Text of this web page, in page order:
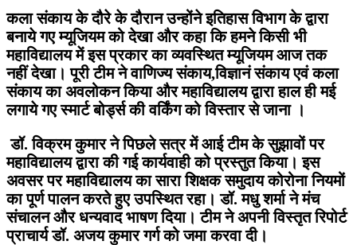
कला संकाय के दौरे के दौरान उन्होंने इतिहास विभाग के द्वारा
बनाये गए म्यूजियम को देखा और कहा कि हमने किसी भी
महाविद्यालय में इस प्रकार का व्यवस्थित म्यूजियम आज तक
नहीं देखा। पूरी टीम ने वाणिज्य संकाय,विज्ञानं संकाय एवं कला
संकाय का अवलोकन किया और महाविद्यालय द्वारा हाल ही मई
लगाये गए स्मार्ट बोर्ड्स की वर्किंग को विस्तार से जाना ।
डॉ. विक्रम कुमार ने पिछले सत्र में आई टीम के सुझावों पर
महाविद्यालय द्वारा की गई कार्यवाही को प्रस्तुत किया। इस
अवसर पर महाविद्यालय का सारा शिक्षक समुदाय कोरोना नियमों
का पूर्ण पालन करते हुए उपस्थित रहा। डॉ. मधु शर्मा ने मंच
संचालन और धन्यवाद भाषण दिया। टीम ने अपनी विस्तृत रिपोर्ट
प्राचार्य डॉ. अजय कुमार गर्ग को जमा करवा दी।